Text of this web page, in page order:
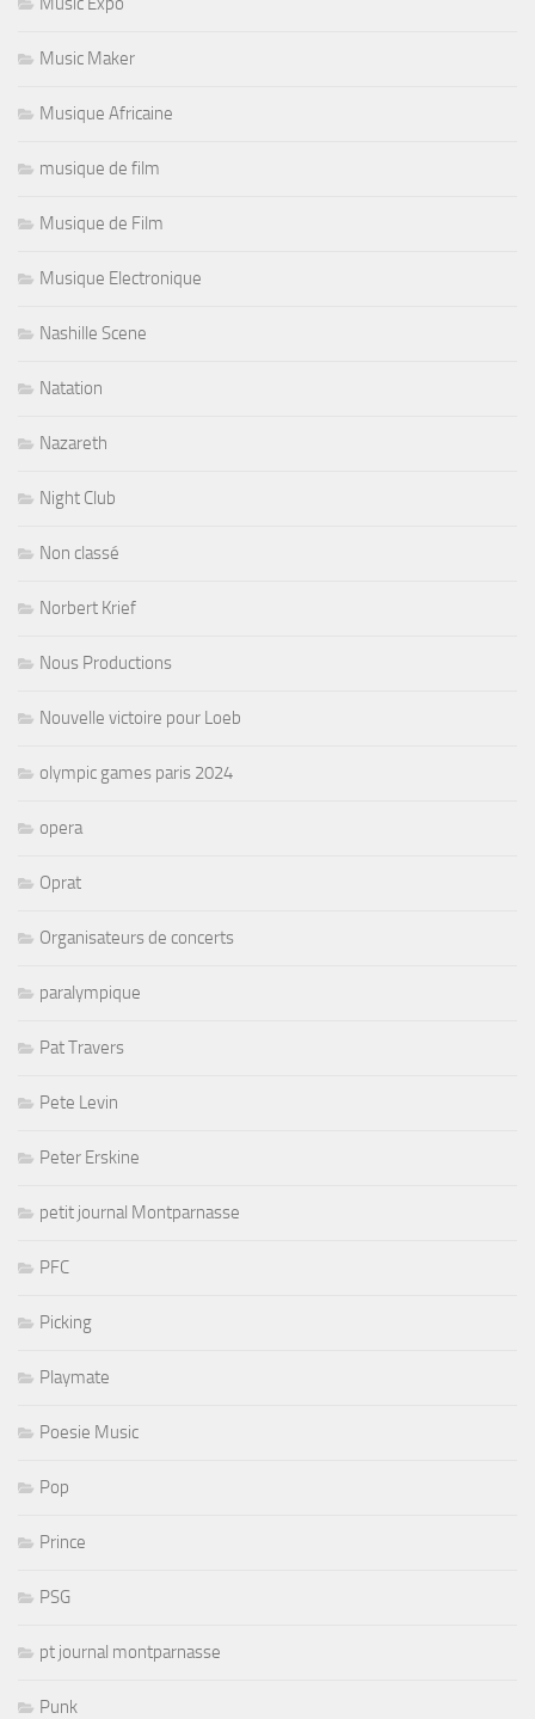
Music Maker
Musique Africaine
musique de film
Musique de Film
Musique Electronique
Nashille Scene
Natation
Nazareth
Night Club
Non classé
Norbert Krief
Nous Productions
Nouvelle victoire pour Loeb
olympic games paris 2024
opera
Oprat
Organisateurs de concerts
paralympique
Pat Travers
Pete Levin
Peter Erskine
petit journal Montparnasse
PFC
Picking
Playmate
Poesie Music
Pop
Prince
PSG
pt journal montparnasse
Punk